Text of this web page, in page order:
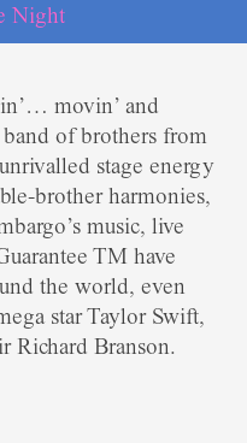
Night
movin’ and
of brothers from
stage energy
brother harmonies,
music, live
TM have
the world, even
star Taylor Swift,
Richard Branson.